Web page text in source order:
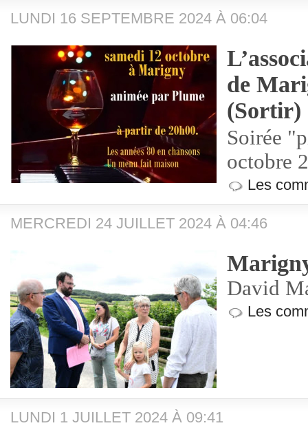
LUNDI 16 SEPTEMBRE 2024 À 06:04
de
(Sortir)
Soirée
octobre
Les
MERCREDI 24 JUILLET 2024 À 04:46
David
Les
LUNDI 1 JUILLET 2024 À 09:41